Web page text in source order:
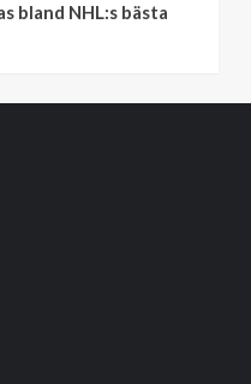
bland NHL:s bästa